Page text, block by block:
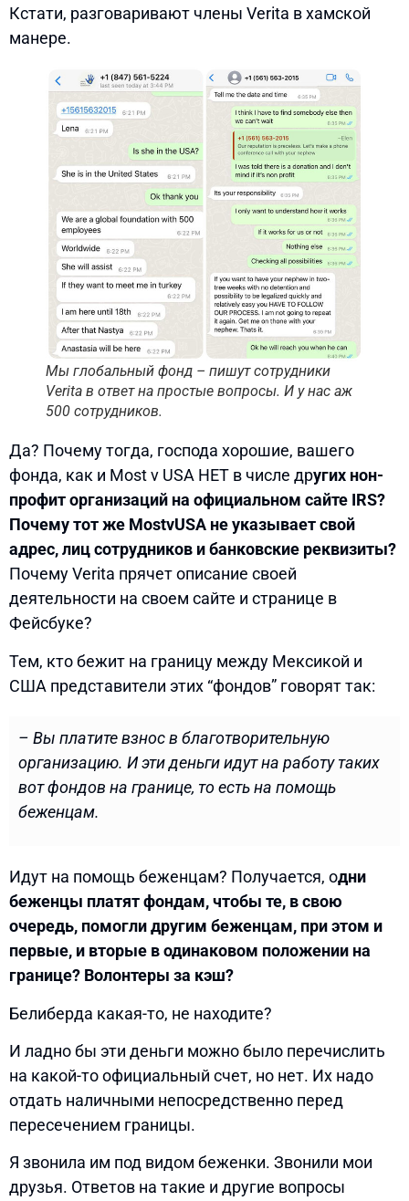
Кстати, разговаривают члены Verita в хамской
манере.
Мы глобальный фонд – пишут сотрудники
Verita в ответ на простые вопросы. И у нас аж
500 сотрудников.
Да? Почему тогда, господа хорошие, вашего
фонда, как и Most v USA НЕТ в числе других нон-
профит организаций на официальном сайте IRS?
Почему тот же MostvUSA не указывает свой
адрес, лиц сотрудников и банковские реквизиты?
Почему Verita прячет описание своей
деятельности на своем сайте и странице в
Фейсбуке?
Тем, кто бежит на границу между Мексикой и
США представители этих “фондов” говорят так:
– Вы платите взнос в благотворительную
организацию. И эти деньги идут на работу таких
вот фондов на границе, то есть на помощь
беженцам.
Идут на помощь беженцам? Получается, одни
беженцы платят фондам, чтобы те, в свою
очередь, помогли другим беженцам, при этом и
первые, и вторые в одинаковом положении на
границе? Волонтеры за кэш?
Белиберда какая-то, не находите?
И ладно бы эти деньги можно было перечислить
на какой-то официальный счет, но нет. Их надо
отдать наличными непосредственно перед
пересечением границы.
Я звонила им под видом беженки. Звонили мои
друзья. Ответов на такие и другие вопросы